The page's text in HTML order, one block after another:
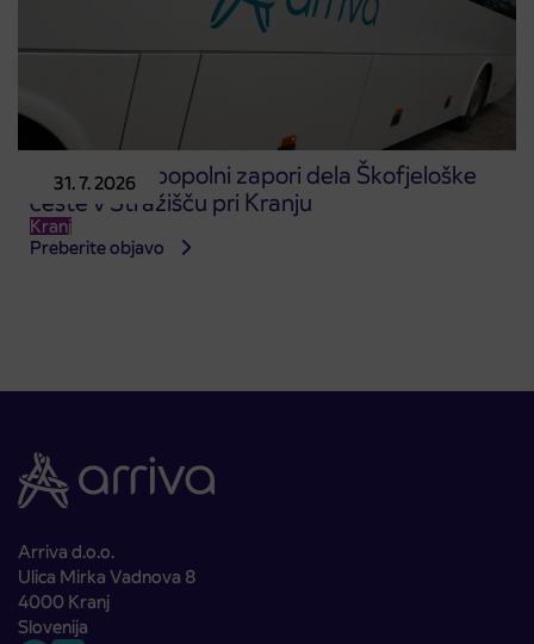
31. 7. 2026
Obvestilo o popolni zapori dela Škofjeloške
ceste v Stražišču pri Kranju
Kranj
Preberite objavo
Arriva d.o.o.
Ulica Mirka Vadnova 8
4000 Kranj
Slovenija